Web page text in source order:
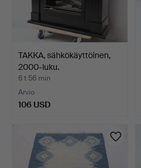
TAKKA, sähkökäyttöinen,
2000-luku.
6 t 56 min
Arvio
106 USD